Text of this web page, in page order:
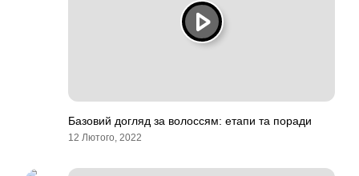
Базовий догляд за волоссям: етапи та поради
12 Лютого, 2022